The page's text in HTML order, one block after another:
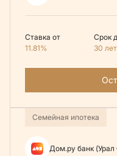
Ставка от
11.81%
Срок
30 лет
Семейная ипотека
Дом.ру банк